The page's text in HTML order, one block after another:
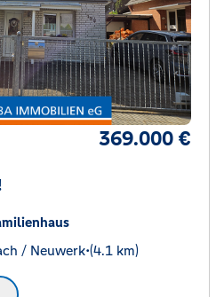
369.000 €
/ Neuwerk•(4.1 km)